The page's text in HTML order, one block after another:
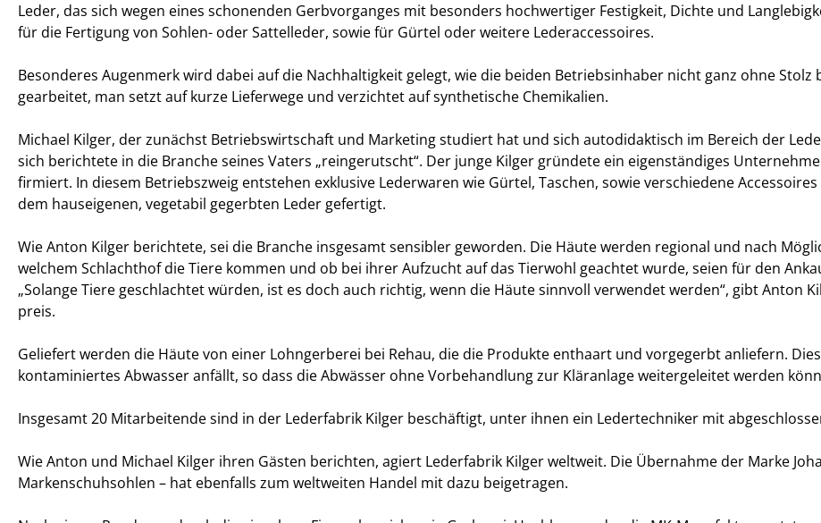
Leder, das sich wegen eines schonenden Gerbvorganges mit besonders hochwertiger Festigkeit, Dichte und
für die Fertigung von Sohlen- oder Sattelleder, sowie für Gürtel oder weitere Lederaccessoires.
Besonderes Augenmerk wird dabei auf die Nachhaltigkeit gelegt, wie die beiden Betriebsinhaber nicht ganz ohne
gearbeitet, man setzt auf kurze Lieferwege und verzichtet auf synthetische Chemikalien.
Michael Kilger, der zunächst Betriebswirtschaft und Marketing studiert hat und sich autodidaktisch im Bereich der
sich berichtete in die Branche seines Vaters „reingerutscht“. Der junge Kilger gründete ein eigenständiges
firmiert. In diesem Betriebszweig entstehen exklusive Lederwaren wie Gürtel, Taschen, sowie verschiedene
dem hauseigenen, vegetabil gegerbten Leder gefertigt.
Wie Anton Kilger berichtete, sei die Branche insgesamt sensibler geworden. Die Häute werden regional und nach
welchem Schlachthof die Tiere kommen und ob bei ihrer Aufzucht auf das Tierwohl geachtet wurde, seien für den
Solange Tiere geschlachtet würden, ist es doch auch richtig, wenn die Häute sinnvoll verwendet werden“, gibt Anton
preis.
Geliefert werden die Häute von einer Lohngerberei bei Rehau, die die Produkte enthaart und vorgegerbt anliefern.
kontaminiertes Abwasser anfällt, so dass die Abwässer ohne Vorbehandlung zur Kläranlage weitergeleitet werden
Insgesamt 20 Mitarbeitende sind in der Lederfabrik Kilger beschäftigt, unter ihnen ein Ledertechniker mit
Wie Anton und Michael Kilger ihren Gästen berichten, agiert Lederfabrik Kilger weltweit. Die Übernahme der Marke
Markenschuhsohlen – hat ebenfalls zum weltweiten Handel mit dazu beigetragen.